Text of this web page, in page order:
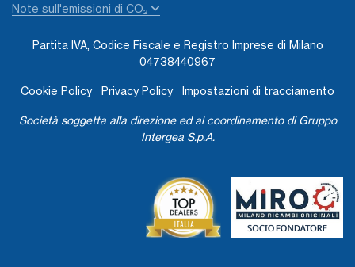
Note sull'emissioni di CO₂
Partita IVA, Codice Fiscale e Registro Imprese di Milano
04738440967
Cookie Policy Privacy Policy Impostazioni di tracciamento
Società soggetta alla direzione ed al coordinamento di Gruppo
Intergea S.p.A.